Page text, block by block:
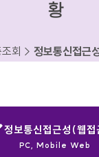
황
회 > 정보통신접근
정보통신접근성(웹접
PC, Mobile Web